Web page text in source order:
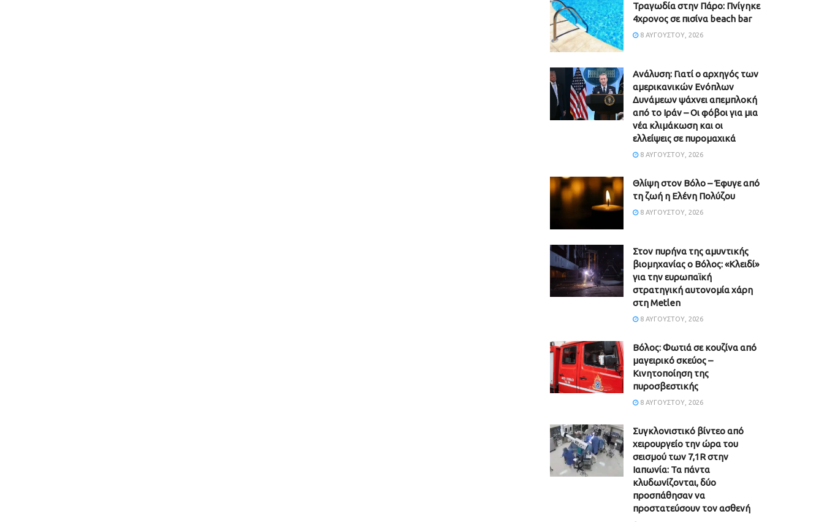
Τραγωδία στην Πάρο: Πνίγηκε
4χρονος σε πισίνα beach bar
8 ΑΥΓΟΎΣΤΟΥ, 2026
Ανάλυση: Γιατί ο αρχηγός των
αμερικανικών Ενόπλων
Δυνάμεων ψάχνει απεμπλοκή
από το Ιράν – Οι φόβοι για μια
νέα κλιμάκωση και οι
ελλείψεις σε πυρομαχικά
8 ΑΥΓΟΎΣΤΟΥ, 2026
Θλίψη στον Βόλο – Έφυγε από
τη ζωή η Ελένη Πολύζου
8 ΑΥΓΟΎΣΤΟΥ, 2026
Στον πυρήνα της αμυντικής
βιομηχανίας ο Βόλος: «Κλειδί»
για την ευρωπαϊκή
στρατηγική αυτονομία χάρη
στη Metlen
8 ΑΥΓΟΎΣΤΟΥ, 2026
Βόλος: Φωτιά σε κουζίνα από
μαγειρικό σκεύος –
Κινητοποίηση της
πυροσβεστικής
8 ΑΥΓΟΎΣΤΟΥ, 2026
Συγκλονιστικό βίντεο από
χειρουργείο την ώρα του
σεισμού των 7,1R στην
Ιαπωνία: Τα πάντα
κλυδωνίζονται, δύο
προσπάθησαν να
προστατεύσουν τον ασθενή